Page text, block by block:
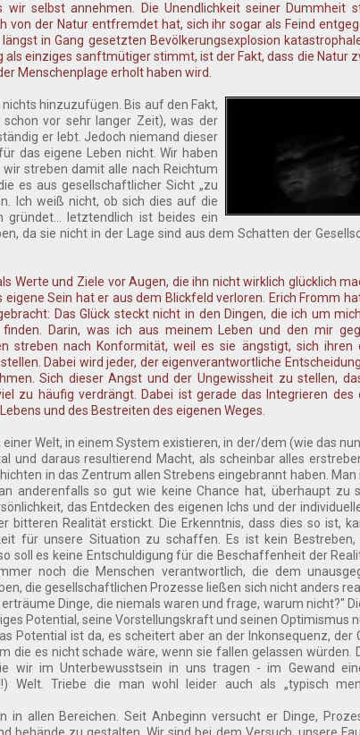
selbst annehmen. Die Unendlichkeit seiner Dummheit
von der Natur entfremdet hat, sich ihr sogar als Feind
in Gang gesetzten Bevölkerungsexplosion
einziges sanftmütiger stimmt, ist der Fakt, dass die Natur
Menschenplage erholt haben wird.
hinzuzufügen. Bis auf den Fakt,
vor sehr langer Zeit), was der
er lebt. Jedoch niemand dieser
das eigene Leben nicht. Wir haben
streben damit alle nach Reichtum
es aus gesellschaftlicher Sicht „zu
Ich weiß nicht, ob sich dies auf die
gründet... letztendlich ist beides ein
da sie nicht in der Lage sind aus dem Schatten der
Werte und Ziele vor Augen, die ihn nicht wirklich glücklich
Sein hat er aus dem Blickfeld verloren. Erich Fromm
Das Glück steckt nicht in den Dingen, die ich um
Darin, was ich aus meinem Leben und den mir
streben nach Konformität, weil es sie ängstigt, sich ihren
Dabei wird jeder, der eigenverantwortliche
Sich dieser Angst und der Ungewissheit zu stellen,
zu häufig verdrängt. Dabei ist gerade das Integrieren des
und des Bestreiten des eigenen Weges.
Welt, in einem System existieren, in der/dem (wie das
und daraus resultierend Macht, als scheinbar alles
in das Zentrum allen Strebens eingebrannt haben. Man
anderenfalls so gut wie keine Chance hat, überhaupt zu
das Entdecken des eigenen Ichs und der
bitteren Realität erstickt. Die Erkenntnis, dass dies so ist,
für unsere Situation zu schaffen. Es ist kein Bestreben,
soll es keine Entschuldigung für die Beschaffenheit der
noch die Menschen verantwortlich, die dem
die gesellschaftlichen Prozesse ließen sich nicht anders
Dinge, die niemals waren und frage, warum nicht?"
Potential, seine Vorstellungskraft und seinen Optimismus
Potential ist da, es scheitert aber an der Inkonsequenz, der
die es nicht schade wäre, wenn sie fallen gelassen würden.
wir im Unterbewusstsein in uns tragen - im Gewand
Welt. Triebe die man wohl leider auch als „typisch
allen Bereichen. Seit Anbeginn versucht er Dinge,